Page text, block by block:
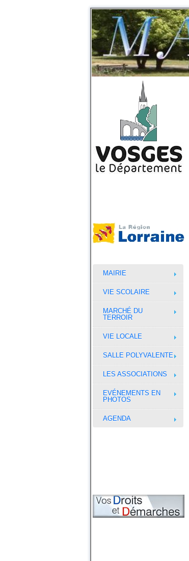
MAIRIE
VIE SCOLAIRE
MARCHÉ DU
TERROIR
VIE LOCALE
SALLE POLYVALENTE
LES ASSOCIATIONS
EVÉNEMENTS EN
PHOTOS
AGENDA